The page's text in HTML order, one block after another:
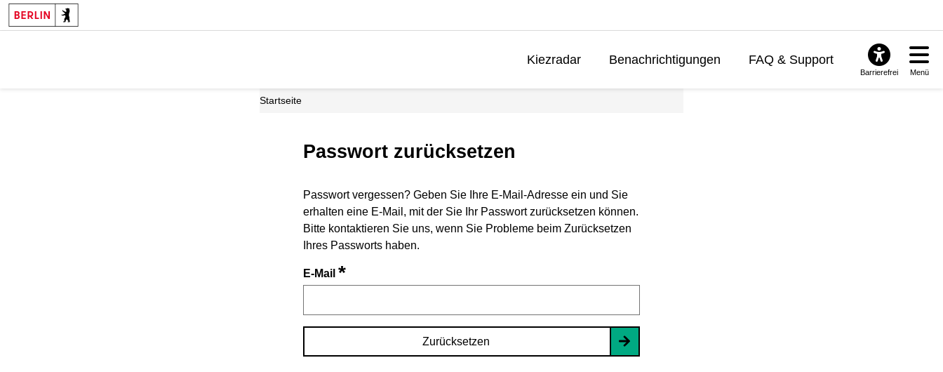
Kiezradar Benachrichtigungen FAQ & Support
Barrierefrei Menü
Startseite
Passwort zurücksetzen
Passwort vergessen? Geben Sie Ihre E-Mail-Adresse ein und Sie
erhalten eine E-Mail, mit der Sie Ihr Passwort zurücksetzen können.
Bitte kontaktieren Sie uns, wenn Sie Probleme beim Zurücksetzen
Ihres Passworts haben.
E-Mail *
Zurücksetzen